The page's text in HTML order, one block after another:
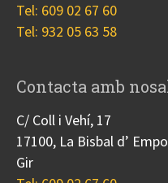
Tel: 609 02 67 60
Tel: 932 05 63 58
Contacta amb
C/ Coll i Vehí, 17
17100, La Bisbal d’
Gir